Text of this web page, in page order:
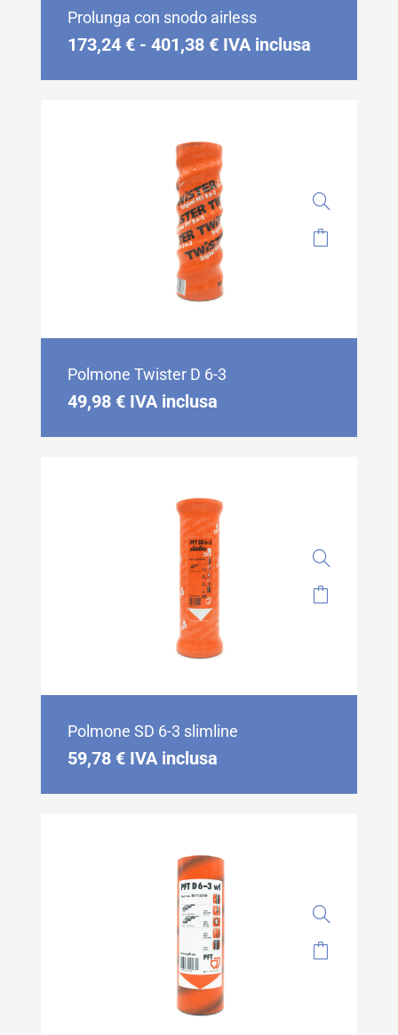
Prolunga con snodo airless
173,24 € - 401,38 € IVA inclusa
Polmone Twister D 6-3
49,98 € IVA inclusa
Polmone SD 6-3 slimline
59,78 € IVA inclusa